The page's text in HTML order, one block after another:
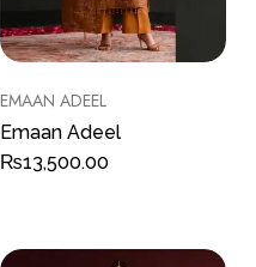
EMAAN ADEEL
Emaan Adeel
₨13,500.00